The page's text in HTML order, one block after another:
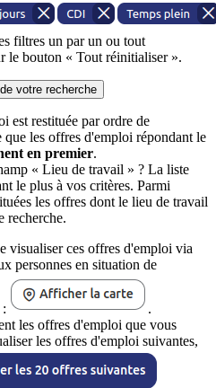
filtres un par un ou tout
le bouton « Tout réinitialiser ».
votre recherche
est restituée par ordre de
les offres d'emploi répondant le
en premier.
« Lieu de travail » ? La liste
le plus à vos critères. Parmi
les offres dont le lieu de travail
recherche.
visualiser ces offres d'emploi via
personnes en situation de
.
les offres d'emploi que vous
les offres d'emploi suivantes,